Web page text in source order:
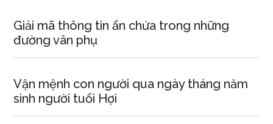
Giải mã thông tin ẩn chứa trong những
đường vân phụ
Vận mệnh con người qua ngày tháng năm
sinh người tuổi Hợi